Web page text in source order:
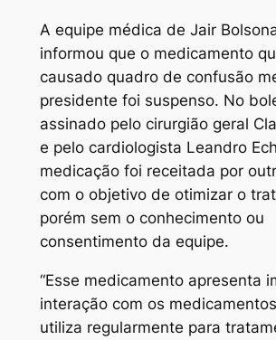
A equipe médica de Jair
informou que o medicamento
causado quadro de confusão
presidente foi suspenso. No
assinado pelo cirurgião geral
e pelo cardiologista Leandro
medicação foi receitada por
com o objetivo de otimizar o
porém sem o conhecimento ou
consentimento da equipe.
“Esse medicamento apresenta
interação com os
utiliza regularmente para